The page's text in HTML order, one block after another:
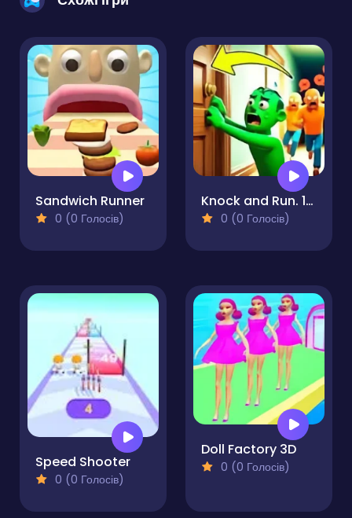
Sandwich Runner
0 (0 Голосів)
Knock and Run. 100 Doors Escape
0 (0 Голосів)
Speed Shooter
0 (0 Голосів)
Doll Factory 3D
0 (0 Голосів)